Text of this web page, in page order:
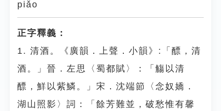
piǎo
正字釋義：
1. 清酒。《廣韻．上聲．小韻》:「醥，清
酒。」晉．左思〈蜀都賦〉：「觴以清
醥，鮮以紫鱗。」宋．沈端節〈念奴嬌．
湖山照影〉詞：「餘芳難並，破愁惟有馨